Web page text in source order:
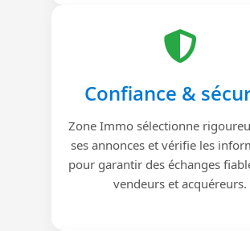
Confiance &
Zone Immo sélectionne
ses annonces et vérifie les
pour garantir des échanges
vendeurs et acquéreurs.